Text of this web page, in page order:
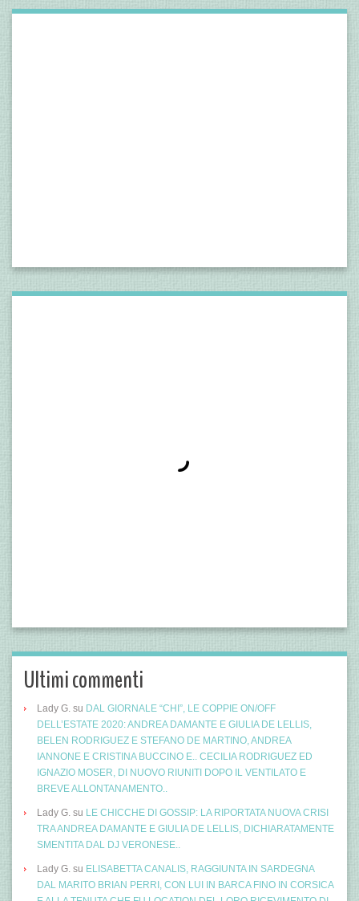
Ultimi commenti
Lady G. su DAL GIORNALE “CHI”, LE COPPIE ON/OFF
DELL’ESTATE 2020: ANDREA DAMANTE E GIULIA DE LELLIS,
BELEN RODRIGUEZ E STEFANO DE MARTINO, ANDREA
IANNONE E CRISTINA BUCCINO E.. CECILIA RODRIGUEZ ED
IGNAZIO MOSER, DI NUOVO RIUNITI DOPO IL VENTILATO E
BREVE ALLONTANAMENTO..
Lady G. su LE CHICCHE DI GOSSIP: LA RIPORTATA NUOVA CRISI
TRA ANDREA DAMANTE E GIULIA DE LELLIS, DICHIARATAMENTE
SMENTITA DAL DJ VERONESE..
Lady G. su ELISABETTA CANALIS, RAGGIUNTA IN SARDEGNA
DAL MARITO BRIAN PERRI, CON LUI IN BARCA FINO IN CORSICA